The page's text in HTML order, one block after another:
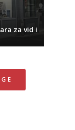
za vid i